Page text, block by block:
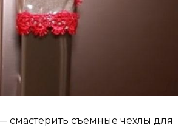
смастерить съемные чехлы для